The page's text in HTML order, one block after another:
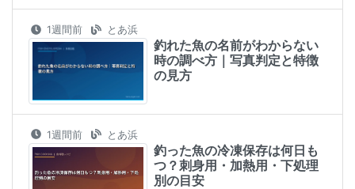
1週間前 とあ浜
釣れた魚の名前がわからない
時の調べ方｜写真判定と特徴
の見方
1週間前 とあ浜
釣った魚の冷凍保存は何日も
つ？刺身用・加熱用・下処理
別の目安